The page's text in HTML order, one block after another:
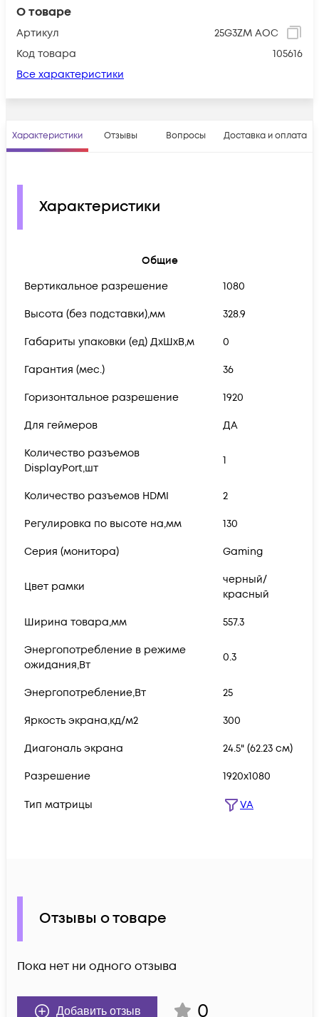
О товаре
Артикул
25G3ZM AOC
Код товара
105616
Все характеристики
Характеристики Отзывы Вопросы Доставка и оплата
Характеристики
Общие
Вертикальное разрешение
1080
Высота (без подставки),мм 328.9
Габариты упаковки (ед) ДхШхВ,м 0
Гарантия (мес.) 36
Горизонтальное разрешение 1920
Для геймеров ДА
Количество разъемов
DisplayPort,шт
1
Количество разъемов HDMI 2
Регулировка по высоте на,мм 130
Серия (монитора) Gaming
Цвет рамки
черный/
красный
Ширина товара,мм 557.3
Энергопотребление в режиме
ожидания,Вт
0.3
Энергопотребление,Вт 25
Яркость экрана,кд/м2 300
Диагональ экрана 24.5" (62.23 см)
Разрешение 1920x1080
Тип матрицы VA
Отзывы о товаре
Пока нет ни одного отзыва
Добавить отзыв 0